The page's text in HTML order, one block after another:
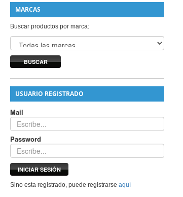
MARCAS
Buscar productos por marca:
BUSCAR
USUARIO REGISTRADO
Mail
Password
INICIAR SESIÓN
Sino esta registrado, puede registrarseaquí